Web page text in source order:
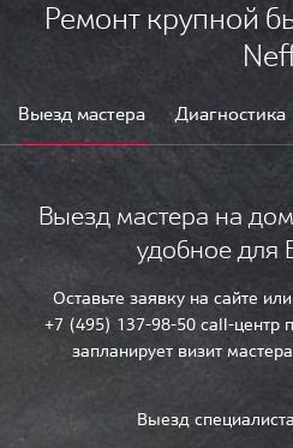
Ремонт крупной
Выезд мастера Диагностика
Выезд мастера на
удобное для
Оставьте заявку на сайте
+7 (495) 137-98-50 call-центр
запланирует визит
Выезд